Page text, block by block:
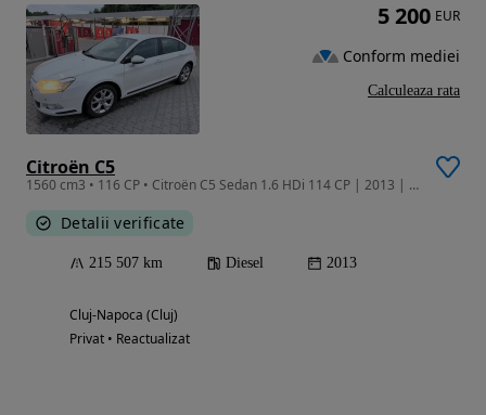
Citroën C5
1560 cm3 • 116 CP • Citroën C5 Sedan 1.6 HDi 114 CP | 2013 | Android 13 | 360°
Detalii verificate
215 507 km Diesel 2013
Cluj-Napoca (Cluj)
Privat • Reactualizat
5 200 EUR
Conform mediei
Calculeaza rata